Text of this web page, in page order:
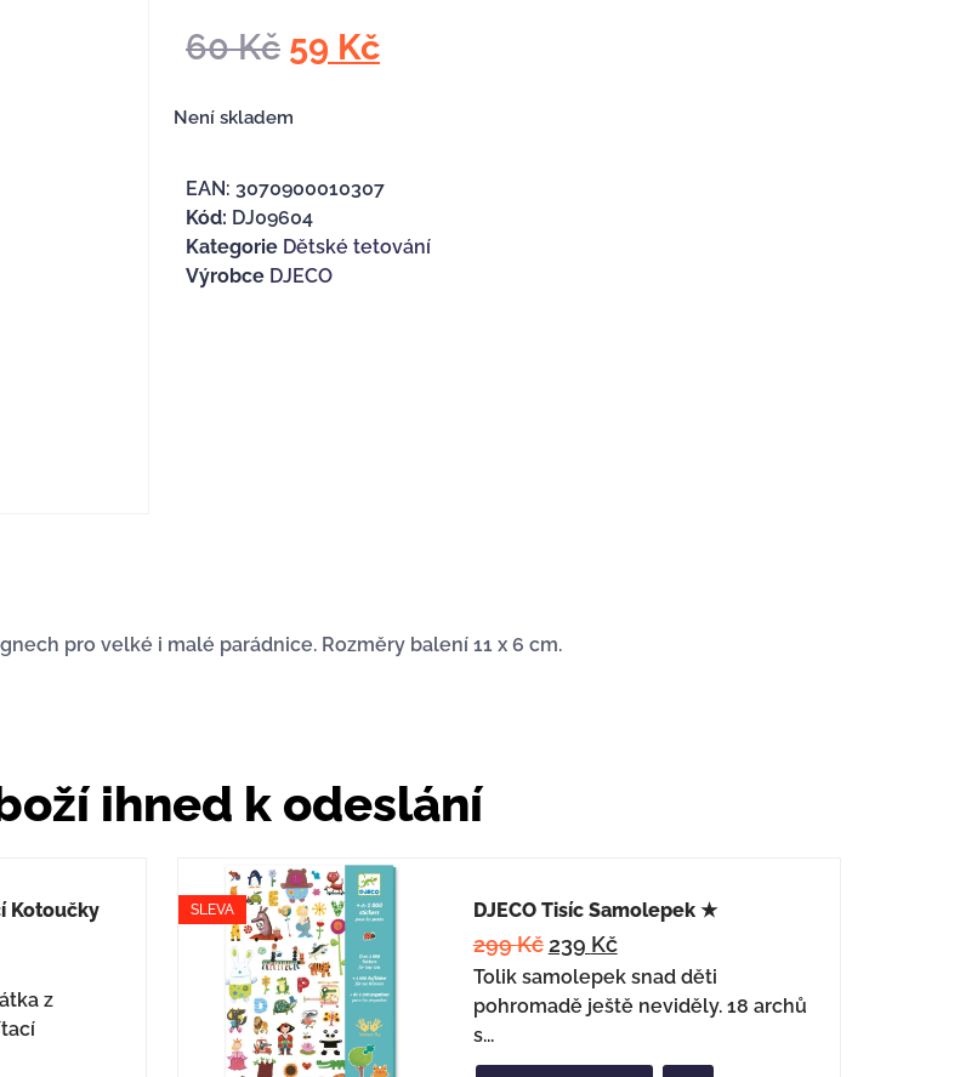
60Kč 59 Kč
Není skladem
EAN: 3070900010307
Kód: DJ09604
Kategorie Dětské tetování
Výrobce DJECO
pro velké i malé parádnice. Rozměry balení 11 x 6 cm.
ihned k odeslání
Kotoučky
z
SLEVA DJECO Tisíc Samolepek ★
299Kč 239 Kč
Tolik samolepek snad děti
pohromadě ještě neviděly. 18 archů
s...